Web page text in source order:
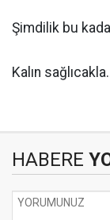
Şimdilik bu
Kalın
HABERE